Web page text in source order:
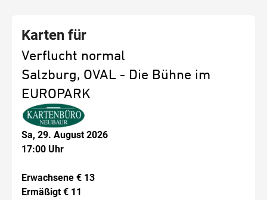
Karten für
Verflucht normal
Salzburg, OVAL - Die Bühne im
EUROPARK
Sa, 29. August 2026
17:00 Uhr
Erwachsene € 13
Ermäßigt € 11